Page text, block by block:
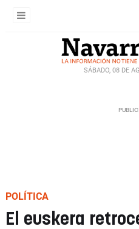
SÁBADO, 08 DE
POLÍTICA
El euskera